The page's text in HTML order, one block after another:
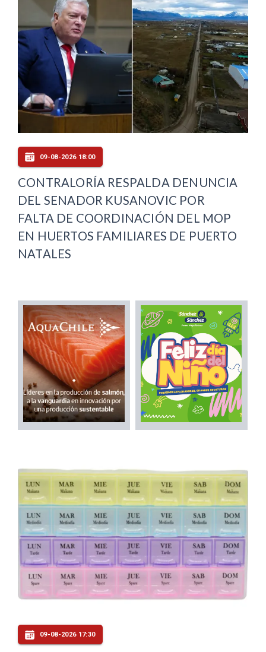
09-08-2026 18:00
CONTRALORÍA RESPALDA DENUNCIA
DEL SENADOR KUSANOVIC POR
FALTA DE COORDINACIÓN DEL MOP
EN HUERTOS FAMILIARES DE PUERTO
NATALES
09-08-2026 17:30